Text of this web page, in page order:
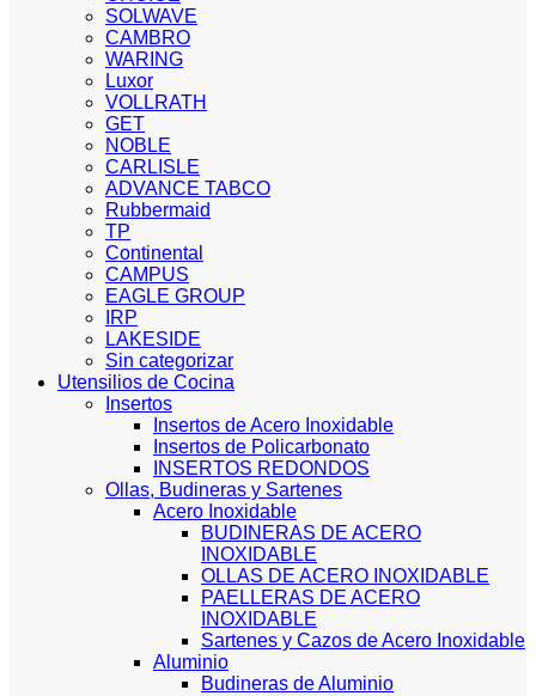
SOLWAVE
CAMBRO
WARING
Luxor
VOLLRATH
GET
NOBLE
CARLISLE
ADVANCE TABCO
Rubbermaid
TP
Continental
CAMPUS
EAGLE GROUP
IRP
LAKESIDE
Sin categorizar
Utensilios de Cocina
Insertos
Insertos de Acero Inoxidable
Insertos de Policarbonato
INSERTOS REDONDOS
Ollas, Budineras y Sartenes
Acero Inoxidable
BUDINERAS DE ACERO
INOXIDABLE
OLLAS DE ACERO INOXIDABLE
PAELLERAS DE ACERO
INOXIDABLE
Sartenes y Cazos de Acero Inoxidable
Aluminio
Budineras de Aluminio